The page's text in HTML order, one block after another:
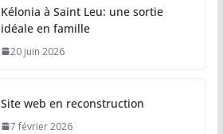
Kélonia à Saint Leu: une sortie
idéale en famille
20 juin 2026
Site web en reconstruction
7 février 2026